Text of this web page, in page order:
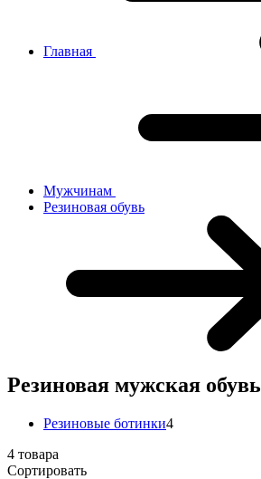
Главная
Мужчинам
Резиновая обувь
Резиновая мужская обувь
Резиновые ботинки4
4 товара
Сортировать